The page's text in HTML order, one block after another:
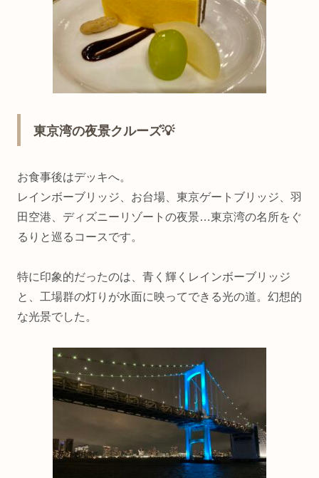
東京湾の夜景クルーズ💡
お食事後はデッキへ。
レインボーブリッジ、お台場、東京ゲートブリッジ、羽
田空港、ディズニーリゾートの夜景…東京湾の名所をぐ
るりと巡るコースです。
特に印象的だったのは、青く輝くレインボーブリッジ
と、工場群の灯りが水面に映ってできる光の道。幻想的
な光景でした。